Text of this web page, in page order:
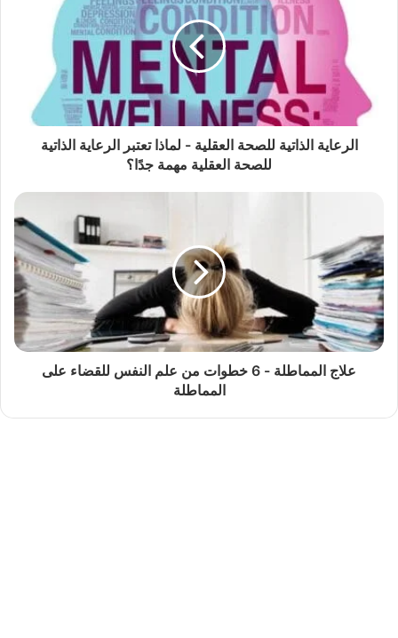
الرعاية الذاتية للصحة العقلية - لماذا تعتبر الرعاية الذاتية
للصحة العقلية مهمة جدًا؟
علاج المماطلة - 6 خطوات من علم النفس للقضاء على
المماطلة